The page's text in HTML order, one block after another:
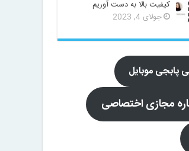
کیفیت بالا به دست آوریم
جولای 4, 2023
پابجی موبایل
مجازی اختصاصی